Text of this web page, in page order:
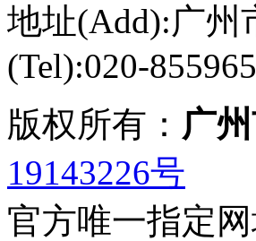
地址(Add):广州
(Tel):020-
版权所有： 广
19143226号
官方唯一指定网